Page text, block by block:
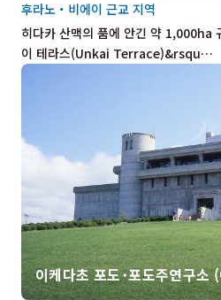
히다카 산맥의 품에 안긴 약 1,000ha
이 테라스(Unkai Terrace)&rsqu…
후라노・비에이 근교 지역
이케다초 포도･포도주연구소